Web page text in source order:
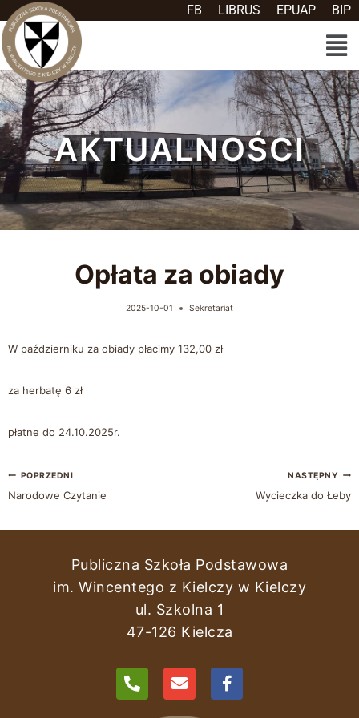
FB LIBRUS EPUAP BIP
AKTUALNOŚCI
Opłata za obiady
2025-10-01 Sekretariat
W październiku za obiady płacimy 132,00 zł
za herbatę 6 zł
płatne do 24.10.2025r.
POPRZEDNI
Narodowe Czytanie
NASTĘPNY
Wycieczka do Łeby
Publiczna Szkoła Podstawowa
im. Wincentego z Kielczy w Kielczy
ul. Szkolna 1
47-126 Kielcza